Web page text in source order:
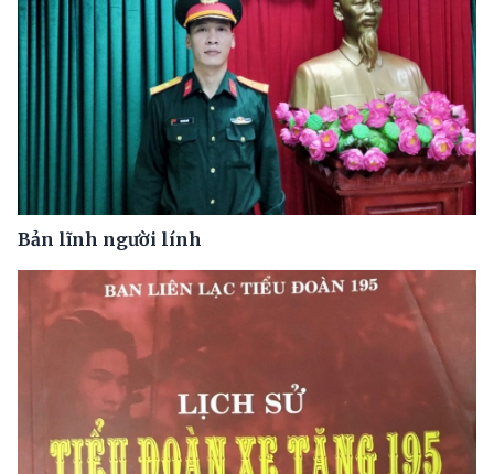
Bản lĩnh người lính